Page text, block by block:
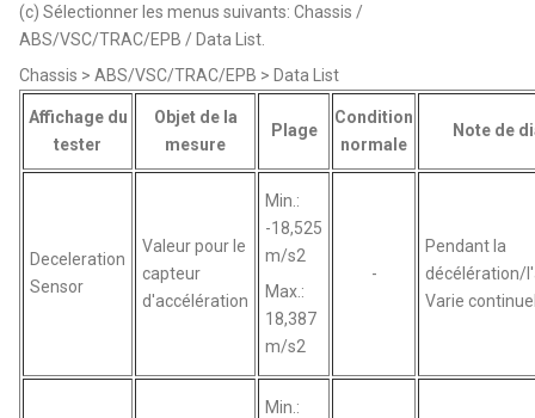
(c) Sélectionner les menus suivants: Chassis /
ABS/VSC/TRAC/EPB / Data List.
Chassis > ABS/VSC/TRAC/EPB > Data List
Affichage du
tester
Objet de la
mesure
Plage
Condition
normale
Note de
Deceleration
Sensor
Valeur pour le
capteur
d'accélération
Min.:
-18,525
m/s2
Max.:
18,387
m/s2
-
Pendant la
décélération/
Varie
Min.: